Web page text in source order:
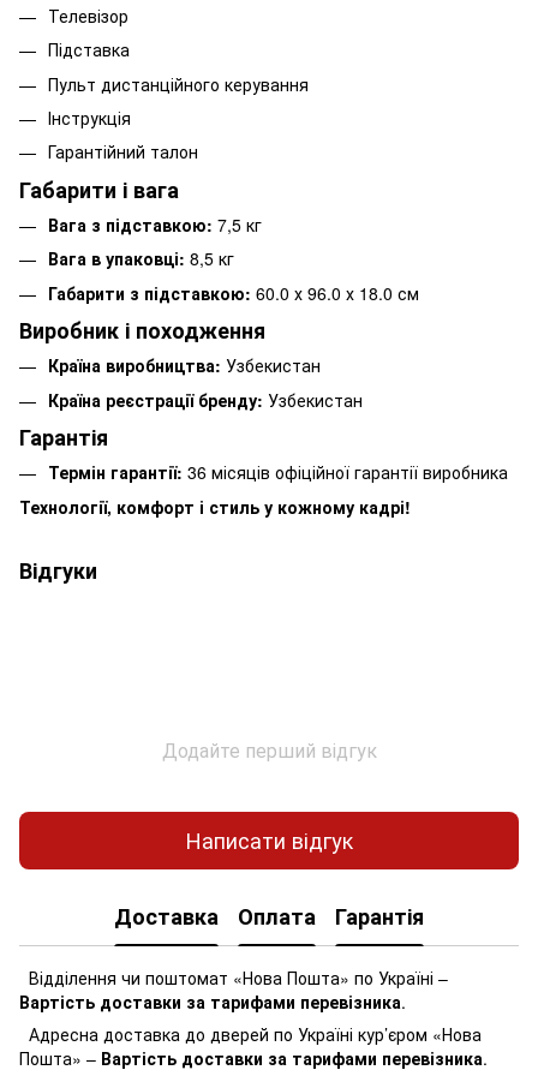
Телевізор
Підставка
Пульт дистанційного керування
Інструкція
Гарантійний талон
Габарити і вага
Вага з підставкою: 7,5 кг
Вага в упаковці: 8,5 кг
Габарити з підставкою: 60.0 х 96.0 х 18.0 см
Виробник і походження
Країна виробництва: Узбекистан
Країна реєстрації бренду: Узбекистан
Гарантія
Термін гарантії: 36 місяців офіційної гарантії виробника
Технології, комфорт і стиль у кожному кадрі!
Відгуки
Додайте перший відгук
Написати відгук
Доставка Оплата Гарантія
Відділення чи поштомат «Нова Пошта» по Україні –
Вартість доставки за тарифами перевізника.
Адресна доставка до дверей по Україні кур’єром «Нова
Пошта» – Вартість доставки за тарифами перевізника.